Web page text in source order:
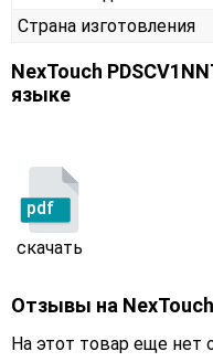
Страна изготовления
NexTouch
языке
pdf
скачать
Отзывы на
На этот товар еще нет